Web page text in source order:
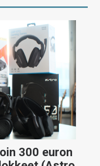
300 euron